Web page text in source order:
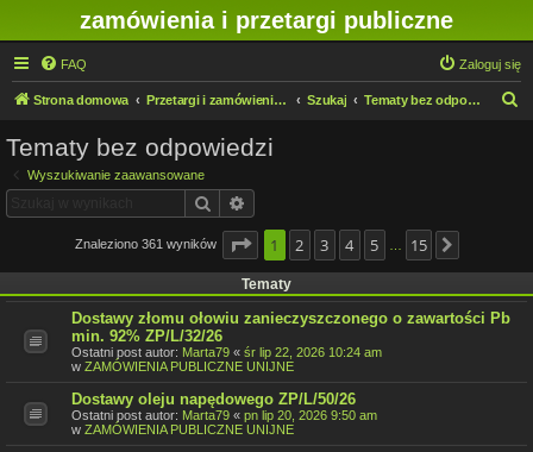
zamówienia i przetargi publiczne
FAQ Zaloguj się
Strona domowa Przetargi i zamówienia publiczne w IMN O/Legnica Szukaj Tematy bez odpowiedzi
Tematy bez odpowiedzi
Wyszukiwanie zaawansowane
Szukaj
Znaleziono 361 wyników Strona1 z15
1 2 3 4 5 15
Tematy
Dostawy złomu ołowiu zanieczyszczonego o zawartości Pb
min. 92% ZP/L/32/26
Ostatni post autor: Marta79 « śr lip 22, 2026 10:24 am
w ZAMÓWIENIA PUBLICZNE UNIJNE
Dostawy oleju napędowego ZP/L/50/26
Ostatni post autor: Marta79 « pn lip 20, 2026 9:50 am
w ZAMÓWIENIA PUBLICZNE UNIJNE